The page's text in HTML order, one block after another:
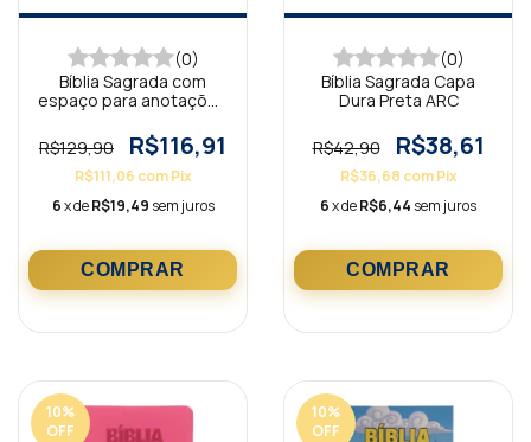
(0)
Bíblia Sagrada com
espaço para anotações
R$129,90
R$116,91
R$111,06 com Pix
6x deR$19,49 sem juros
(0)
Bíblia Sagrada Capa
Dura Preta ARC
R$42,90 R$38,61
R$36,68 com Pix
6x deR$6,44 sem juros
10%
OFF
10%
OFF